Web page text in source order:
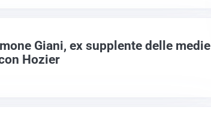
Giani, ex supplente delle medie
Hozier